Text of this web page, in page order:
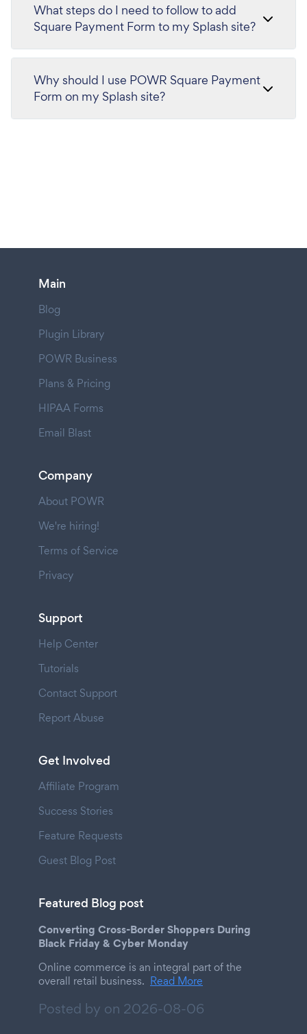
What steps do I need to follow to add
Square Payment Form to my Splash site?
Why should I use POWR Square Payment
Form on my Splash site?
Main
Blog
Plugin Library
POWR Business
Plans & Pricing
HIPAA Forms
Email Blast
Company
About POWR
We're hiring!
Terms of Service
Privacy
Support
Help Center
Tutorials
Contact Support
Report Abuse
Get Involved
Affiliate Program
Success Stories
Feature Requests
Guest Blog Post
Featured Blog post
Converting Cross-Border Shoppers During
Black Friday & Cyber Monday
Online commerce is an integral part of the
overall retail business. Read More
Posted by on 2026-08-06